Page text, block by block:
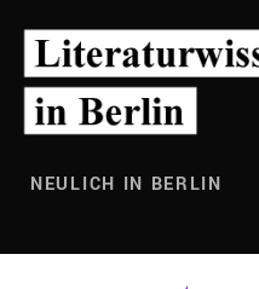
Inhalt
springen
NEULICH IN BERLIN